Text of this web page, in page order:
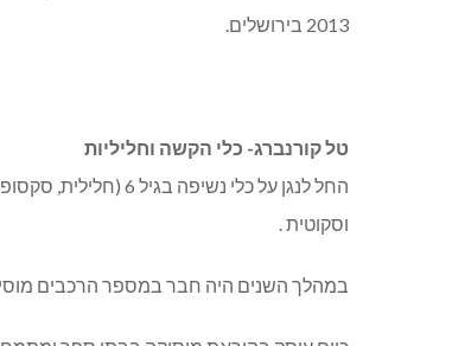
2013 בירושלים.
טל קורנברג- כלי הקשה וחליליות
החל לנגן על כלי
וסקוטית .
במהלך השנים היה חבר במספר הרכבים